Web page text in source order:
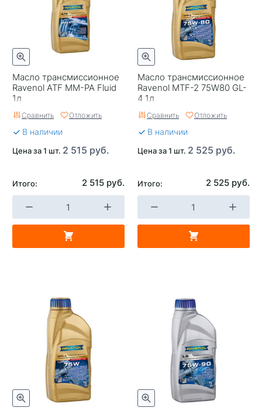
Масло трансмиссионное
Ravenol ATF MM-PA Fluid
1л
Сравнить Отложить
В наличии
Цена за 1 шт. 2 515 руб.
Итого: 2 515 руб.
Масло трансмиссионное
Ravenol MTF-2 75W80 GL-
4 1л
Сравнить Отложить
В наличии
Цена за 1 шт. 2 525 руб.
Итого: 2 525 руб.